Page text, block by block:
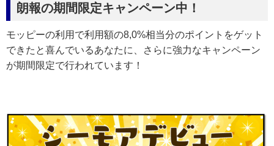
朗報の期間限定キャンペーン中！
モッピーの利用で利用額の8,0%相当分のポイントをゲット
できたと喜んでいるあなたに、さらに強力なキャンペーン
が期間限定で行われています！